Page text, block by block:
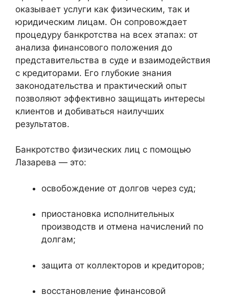
оказывает услуги как физическим, так и
юридическим лицам. Он сопровождает
процедуру банкротства на всех этапах: от
анализа финансового положения до
представительства в суде и взаимодействия
с кредиторами. Его глубокие знания
законодательства и практический опыт
позволяют эффективно защищать интересы
клиентов и добиваться наилучших
результатов.
Банкротство физических лиц с помощью
Лазарева — это:
освобождение от долгов через суд;
приостановка исполнительных
производств и отмена начислений по
долгам;
защита от коллекторов и кредиторов;
восстановление финансовой